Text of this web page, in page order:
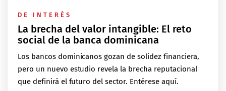
DE INTERÉS
La brecha del valor intangible: El reto
social de la banca dominicana
Los bancos dominicanos gozan de solidez financiera,
pero un nuevo estudio revela la brecha reputacional
que definirá el futuro del sector. Entérese aquí.